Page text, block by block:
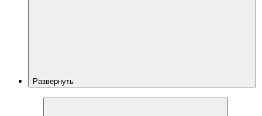
Развернуть